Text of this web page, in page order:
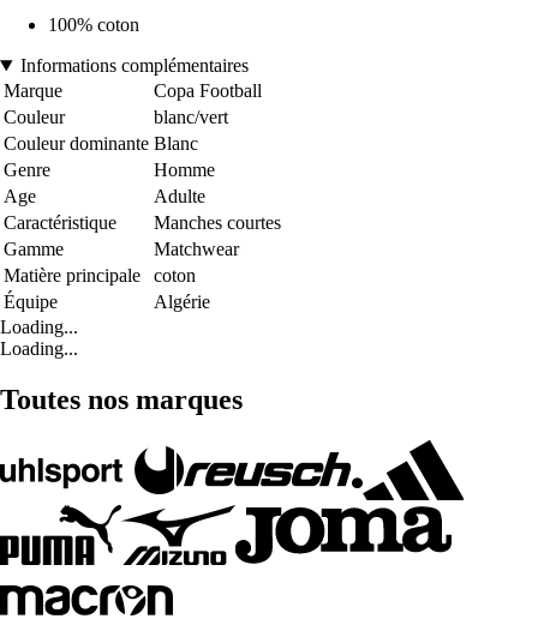
100% coton
Informations complémentaires
Marque
Copa Football
Couleur
blanc/vert
Couleur dominante Blanc
Genre
Homme
Age
Adulte
Caractéristique
Manches courtes
Gamme
Matchwear
Matière principale
coton
Équipe
Algérie
Loading...
Loading...
Toutes nos marques